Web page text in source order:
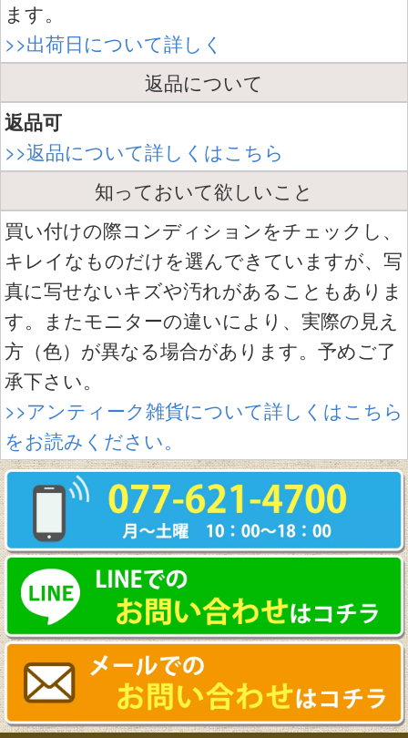
ます。
>>出荷日について詳しく
返品について
返品可
>>返品について詳しくはこちら
知っておいて欲しいこと
買い付けの際コンディションをチェックし、
キレイなものだけを選んできていますが、写
真に写せないキズや汚れがあることもありま
す。またモニターの違いにより、実際の見え
方（色）が異なる場合があります。予めご了
承下さい。
>>アンティーク雑貨について詳しくはこちら
をお読みください。